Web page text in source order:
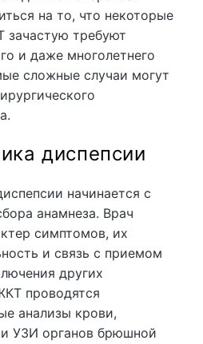
на то, что некоторые
требуют
и даже многолетнего
сложные случаи могут
диспепсии
начинается с
анамнеза. Врач
симптомов, их
и связь с приемом
других
проводятся
анализы крови,
и УЗИ органов брюшной